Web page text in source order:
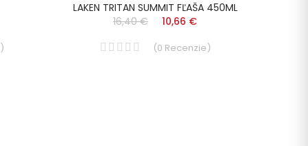
)
LAKEN TRITAN SUMMIT FĽAŠA 450ML
16,40 €
10,66 €
(0 Recenzie)